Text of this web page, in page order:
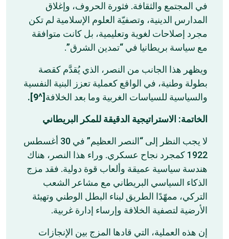
في المجتمع والثقافة. فثورة الحروف، وإغلاق
المدارس الدينية، وتصفيّة العلوم الإسلامية لم تكن
مجرد إصلاحات لغوية وتعليمية، بل كانت متوافقة
مع سياسة بريطانيا في “تمدين الشرق”.
ويظهر هذا الجانب من النصر، الذي يُقدَّم كقصة
بطولة وطنية، في الواقع كعملية تعزز البنية النفسية
والسياسية للسياسات الغربية وما بعد الخلافة [^9].
الخاتمة: الاستراتيجية الدقيقة للمكر البريطاني
لا يجب النظر إلى “النصر العظيم” في 30 أغسطس
1922 كمجرد نجاح عسكري. وراء هذا النصر، هناك
هندسة سياسية عميقة وألعاب قوة دولية. فقد مزج
الذكاء السياسي البريطاني مع مشاعر الشعب
التركي، ممهّدًا الطريق لبناء البطل الوطني وتهيئة
الأرضية لتصفية الخلافة وإرساء إدارة غربية.
إن هذه العملية، التي قادها المزج بين الإنجازات